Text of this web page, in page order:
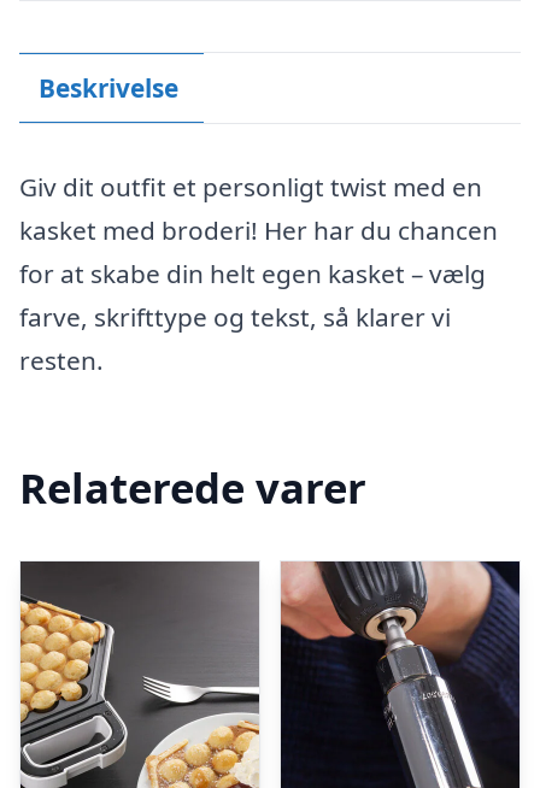
Beskrivelse
Giv dit outfit et personligt twist med en
kasket med broderi! Her har du chancen
for at skabe din helt egen kasket – vælg
farve, skrifttype og tekst, så klarer vi
resten.
Relaterede varer